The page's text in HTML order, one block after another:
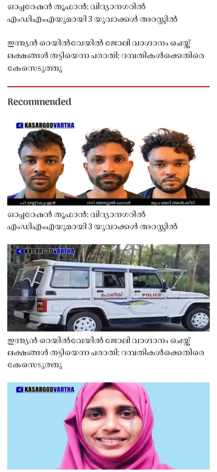
ഓപ്പറേഷൻ തൂഫാൻ; വിദ്യാനഗറിൽ
എംഡിഎംഎയുമായി 3 യുവാക്കൾ അറസ്റ്റിൽ
ഇന്ത്യൻ റെയിൽവേയിൽ ജോലി വാഗ്ദാനം ചെയ്ത്
ലക്ഷങ്ങൾ തട്ടിയെന്ന പരാതി; ദമ്പതികൾക്കെതിരെ
കേസെടുത്തു
Recommended
ഓപ്പറേഷൻ തൂഫാൻ; വിദ്യാനഗറിൽ
എംഡിഎംഎയുമായി 3 യുവാക്കൾ അറസ്റ്റിൽ
ഇന്ത്യൻ റെയിൽവേയിൽ ജോലി വാഗ്ദാനം ചെയ്ത്
ലക്ഷങ്ങൾ തട്ടിയെന്ന പരാതി; ദമ്പതികൾക്കെതിരെ
കേസെടുത്തു